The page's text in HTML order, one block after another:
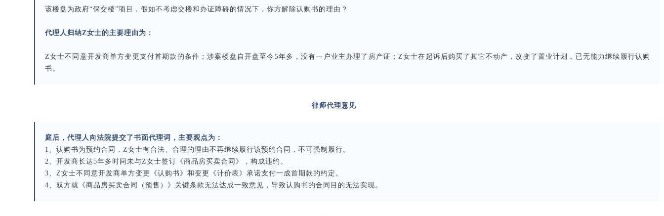
该楼盘为政府“保交楼”项目，假如不考虑交楼和办证障碍的情况下，你方解除认购书的理由？
代理人归纳Z女士的主要理由为：
Z女士不同意开发商单方变更支付首期款的条件；涉案楼盘自开盘至今5年多，没有一户业主办理了房产证；Z女士在起诉后购买了其它不动产，改变了置业计划，已无能力继续履行认购
书。
律师代理意见
庭后，代理人向法院提交了书面代理词，主要观点为：
1、认购书为预约合同，Z女士有合法、合理的理由不再继续履行该预约合同，不可强制履行。
2、开发商长达5年多时间未与Z女士签订《商品房买卖合同》，构成违约。
3、Z女士不同意开发商单方变更《认购书》和变更《计价表》承诺支付一成首期款的约定。
4、双方就《商品房买卖合同（预售）》关键条款无法达成一致意见，导致认购书的合同目的无法实现。